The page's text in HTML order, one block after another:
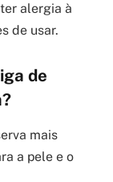
alergia à
de usar.
de
mais
a pele e o